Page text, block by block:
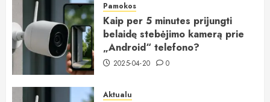
Pamokos
Kaip per 5 minutes prijungti
belaidę stebėjimo kamerą prie
„Android“ telefono?
2025-04-20 0
Aktualu